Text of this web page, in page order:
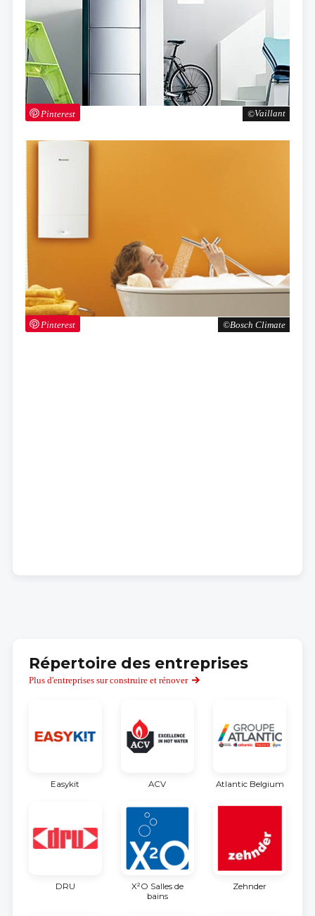
Vaillant
Pinterest
Bosch Climate
Pinterest
Répertoire des entreprises
Plus d'entreprises sur construire et rénover
Easykit ACV Atlantic Belgium
DRU
X²O Salles de
bains
Zehnder